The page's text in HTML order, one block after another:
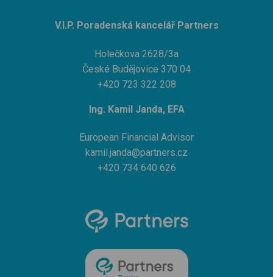
V.I.P. Poradenská kancelář Partners
Holečkova 2628/3a
České Budějovice 370 04
+420 723 322 208
Ing. Kamil Janda, EFA
European Financial Advisor
kamil.janda@partners.cz
+420 734 640 626